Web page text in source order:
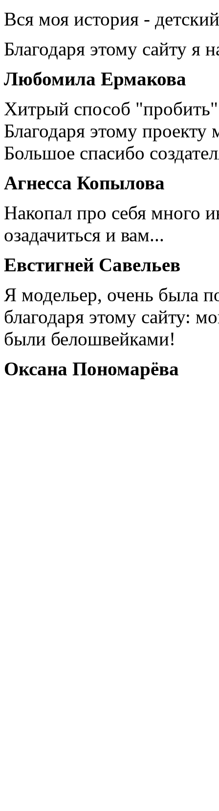
Вся моя история -
Благодаря этому сайту я
Любомила Ермакова
Хитрый способ
Благодаря этому
Большое спасибо
Агнесса Копылова
Накопал про себя много
озадачиться и вам...
Евстигней Савельев
Я модельер, очень была
благодаря этому сайту:
были белошвейками!
Оксана Пономарёва